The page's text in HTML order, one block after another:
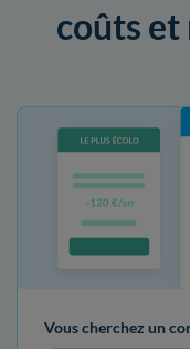
coûts
Vous cherchez un